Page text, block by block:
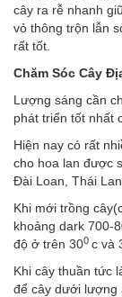
cây ra rễ nhanh
vỏ thông trộn lẫn
rất tốt.
Chăm Sóc Cây
Lượng sáng cần
phát triển tốt nhất
Hiện nay có rất
cho hoa lan được
Đài Loan, Thái
Khi mới trồng
khoảng dark 700-
độ ở trên 300 c và
Khi cây thuần tức
để cây dưới lượng